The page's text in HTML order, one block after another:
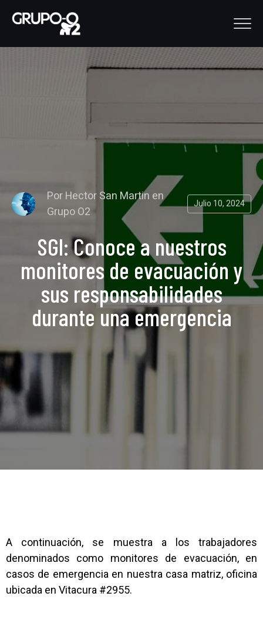
PorHector San Martin en
Grupo O2
Julio 10, 2024
SGI: Conoce a nuestros
monitores de evacuación y
sus responsabilidades
durante una emergencia
A continuación, se muestra a los trabajadores
denominados como monitores de evacuación, en
casos de emergencia en nuestra casa matriz, oficina
ubicada en Vitacura #2955.